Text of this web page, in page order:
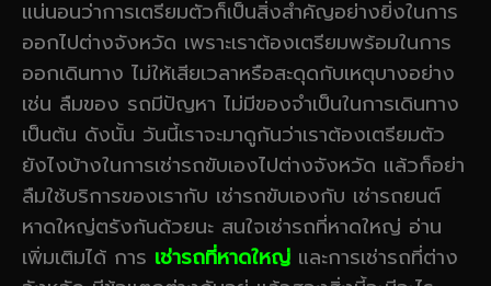
แน่นอนว่าการเตรียมตัวก็เป็นสิ่งสำคัญอย่างยิ่งในการ
ออกไปต่างจังหวัด เพราะเราต้องเตรียมพร้อมในการ
ออกเดินทาง ไม่ให้เสียเวลาหรือสะดุดกับเหตุบางอย่าง
เช่น ลืมของ รถมีปัญหา ไม่มีของจำเป็นในการเดินทาง
เป็นต้น ดังนั้น วันนี้เราจะมาดูกันว่าเราต้องเตรียมตัว
ยังไงบ้างในการเช่ารถขับเองไปต่างจังหวัด แล้วก็อย่า
ลืมใช้บริการของเรากับ เช่ารถขับเองกับ เช่ารถยนต์
หาดใหญ่ตรังกันด้วยนะ สนใจเช่ารถที่หาดใหญ่ อ่าน
เพิ่มเติมได้ การ เช่ารถที่หาดใหญ่ และการเช่ารถที่ต่าง